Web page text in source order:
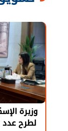
وزيرة
لطرح عدد